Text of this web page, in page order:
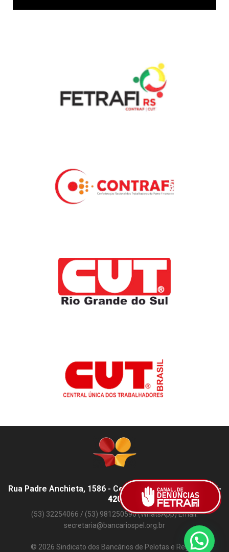
Rua Padre Anchieta, 1586 - Centro, Pelotas - RS,
96015-
420
(53) 32254066 / (53) 981250596 (WhatsApp) Email:
secretaria@bancariospel.org.br
© 2026 Sindicato dos Bancários de Pelotas e Região